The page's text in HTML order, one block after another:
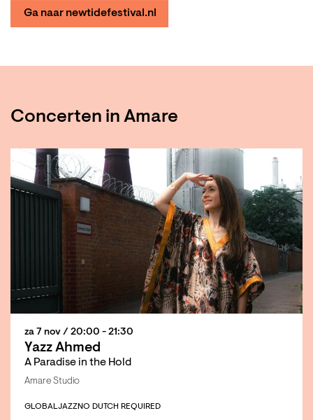
Ga naar newtidefestival.nl
Concerten in Amare
Yazz Ahmed
A Paradise in the Hold
za 7 nov / 20:00 - 21:30
Amare Studio
GLOBALJAZZNO DUTCH REQUIRED